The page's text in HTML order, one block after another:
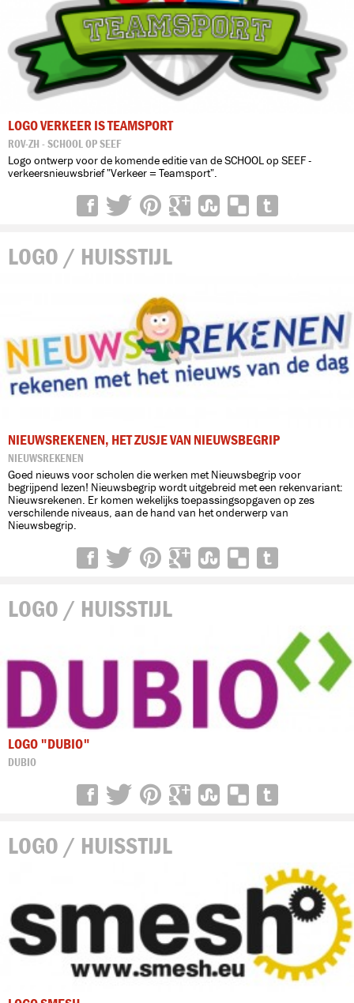
LOGO VERKEER IS TEAMSPORT
ROV-ZH - SCHOOL OP SEEF
Logo ontwerp voor de komende editie van de SCHOOL op SEEF -
verkeersnieuwsbrief "Verkeer = Teamsport".
LOGO / HUISSTIJL
NIEUWSREKENEN, HET ZUSJE VAN NIEUWSBEGRIP
NIEUWSREKENEN
Goed nieuws voor scholen die werken met Nieuwsbegrip voor
begrijpend lezen! Nieuwsbegrip wordt uitgebreid met een rekenvariant:
Nieuwsrekenen. Er komen wekelijks toepassingsopgaven op zes
verschilende niveaus, aan de hand van het onderwerp van
Nieuwsbegrip.
LOGO / HUISSTIJL
LOGO "DUBIO"
DUBIO
LOGO / HUISSTIJL